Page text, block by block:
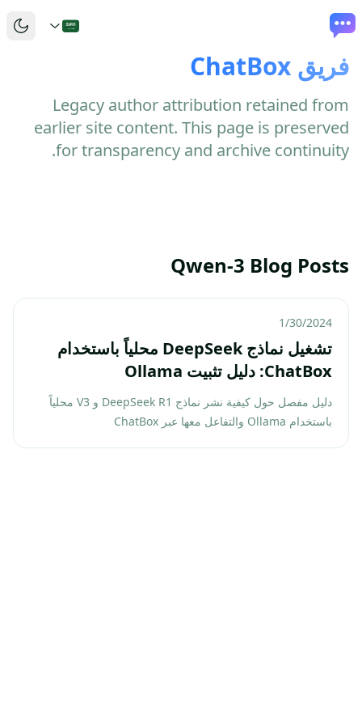
فريق ChatBox
Legacy author attribution retained from
earlier site content. This page is preserved
for transparency and archive continuity.
Qwen-3 Blog Posts
1/30/2024
تشغيل نماذج DeepSeek محلياً باستخدام
ChatBox: دليل تثبيت Ollama
دليل مفصل حول كيفية نشر نماذج DeepSeek R1 و V3 محلياً
باستخدام Ollama والتفاعل معها عبر ChatBox